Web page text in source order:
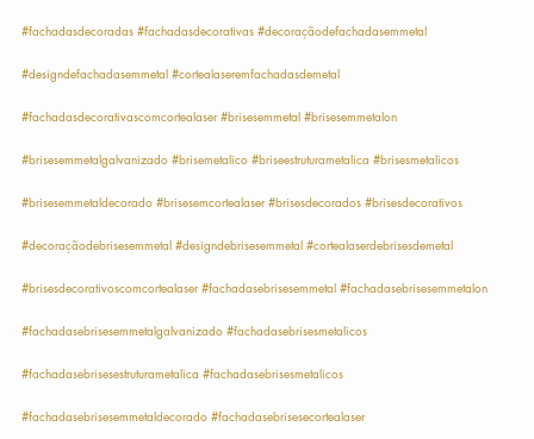
#fachadasdecoradas #fachadasdecorativas #decoraçãodefachadasemmetal
#designdefachadasemmetal #cortealaseremfachadasdemetal
#fachadasdecorativascomcortealaser #brisesemmetal #brisesemmetalon
#brisesemmetalgalvanizado #brisemetalico #briseestruturametalica #brisesmetalicos
#brisesemmetaldecorado #brisesemcortealaser #brisesdecorados #brisesdecorativos
#decoraçãodebrisesemmetal #designdebrisesemmetal #cortealaserdebrisesdemetal
#brisesdecorativoscomcortealaser #fachadasebrisesemmetal #fachadasebrisesemmetalon
#fachadasebrisesemmetalgalvanizado #fachadasebrisesmetalicos
#fachadasebrisesestruturametalica #fachadasebrisesmetalicos
#fachadasebrisesemmetaldecorado #fachadasebrisesecortealaser